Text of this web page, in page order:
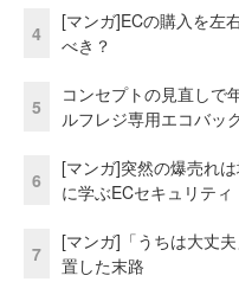
4
[マンガ]ECの購入を左
べき？
5
コンセプトの見直し
ルフレジ専用エコバッ
6
[マンガ]突然の爆売れ
に学ぶECセキュリティ
7
[マンガ]「うちは大丈
置した末路